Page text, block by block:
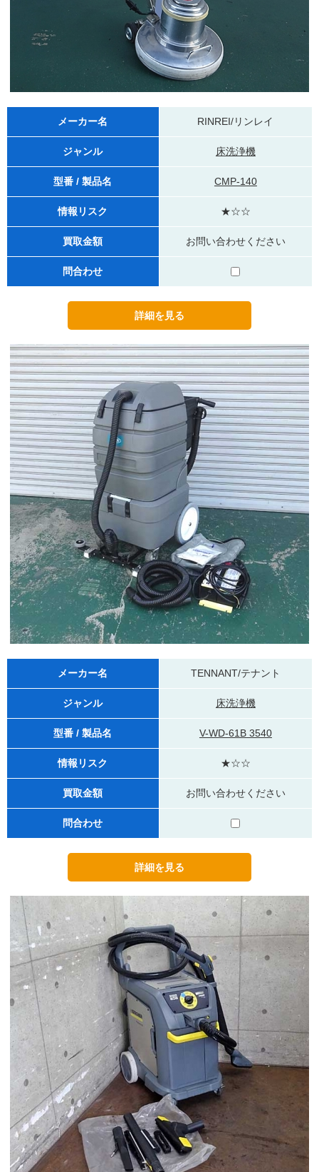
メーカー名 RINREI/リンレイ
ジャンル 床洗浄機
型番 / 製品名 CMP-140
情報リスク ★☆☆
買取金額 お問い合わせください
問合わせ
メーカー名 TENNANT/テナント
ジャンル 床洗浄機
型番 / 製品名 V-WD-61B 3540
情報リスク ★☆☆
買取金額 お問い合わせください
問合わせ